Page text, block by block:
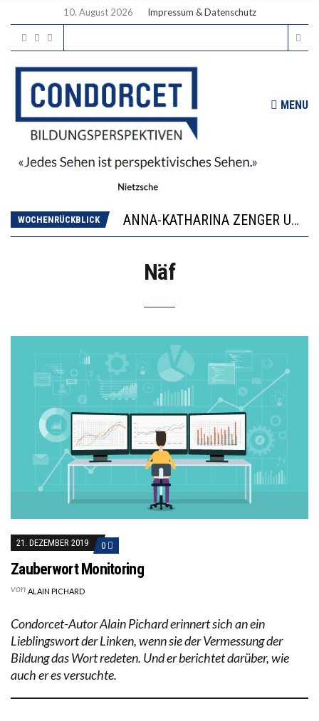
10. August 2026 Impressum & Datenschutz
MENU
WOCHENRÜCKBLICK
ANNA-KATHARINA ZENGER UND IHRE VERFASSUNGSKENNTNISSE
“VIEL ZU VIELE SCHÜLER, DIE GEMESSEN AN IHREN FÄHIGKEITEN GAR NICHT ANS GYMNASIUM GEHÖREN”
Näf
21. DEZEMBER 2019 0
Zauberwort Monitoring
von ALAIN PICHARD
Condorcet-Autor Alain Pichard erinnert sich an ein
Lieblingswort der Linken, wenn sie der Vermessung der
Bildung das Wort redeten. Und er berichtet darüber, wie
auch er es versuchte.